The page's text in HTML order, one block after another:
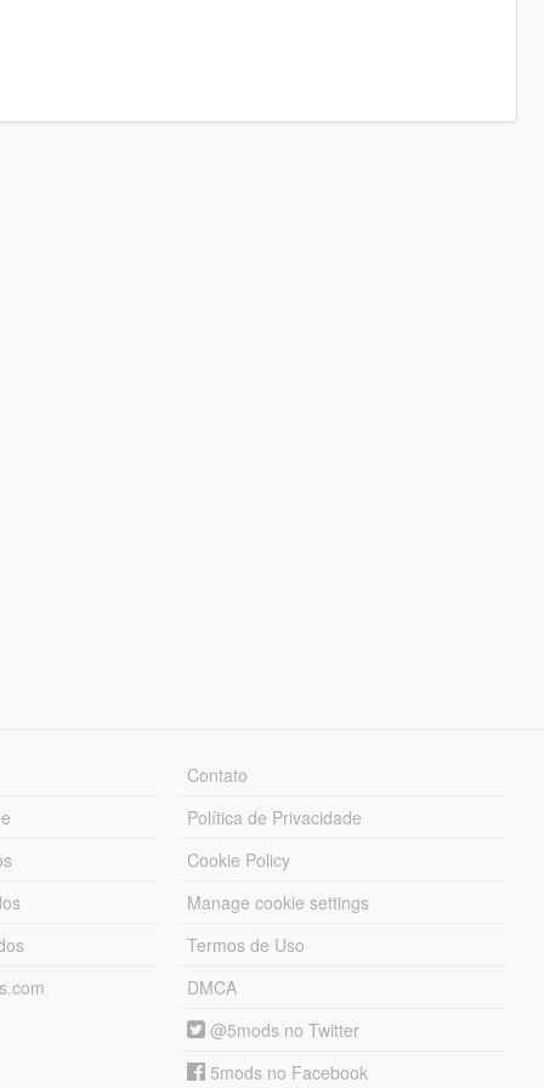
Contato
Política de Privacidade
Cookie Policy
Manage cookie settings
Termos de Uso
DMCA
@5mods no Twitter
5mods no Facebook